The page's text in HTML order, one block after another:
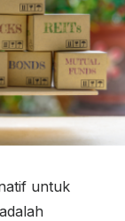
untuk